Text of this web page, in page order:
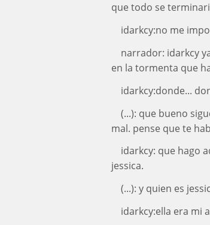
que todo se
idarkcy:no me
narrador: idarkcy
en la tormenta que
idarkcy:donde...
(...): que bueno
mal. pense que te
idarkcy: que hago
jessica.
(...): y quien es
idarkcy:ella era mi